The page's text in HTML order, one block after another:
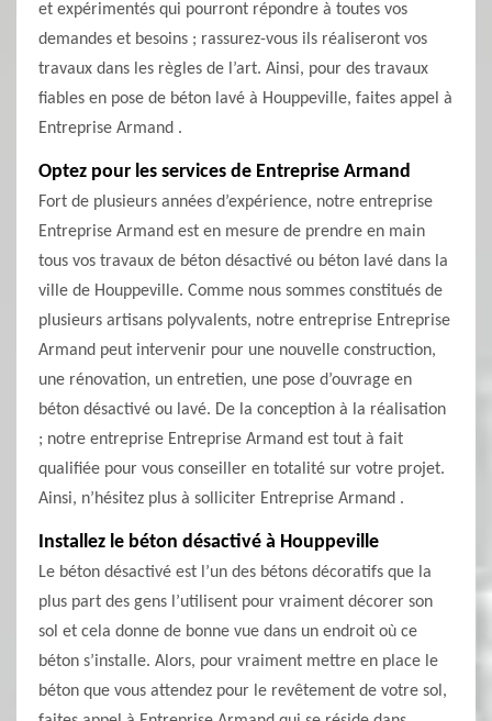
et expérimentés qui pourront répondre à toutes vos
demandes et besoins ; rassurez-vous ils réaliseront vos
travaux dans les règles de l’art. Ainsi, pour des travaux
fiables en pose de béton lavé à Houppeville, faites appel à
Entreprise Armand .
Optez pour les services de Entreprise Armand
Fort de plusieurs années d’expérience, notre entreprise
Entreprise Armand est en mesure de prendre en main
tous vos travaux de béton désactivé ou béton lavé dans la
ville de Houppeville. Comme nous sommes constitués de
plusieurs artisans polyvalents, notre entreprise Entreprise
Armand peut intervenir pour une nouvelle construction,
une rénovation, un entretien, une pose d’ouvrage en
béton désactivé ou lavé. De la conception à la réalisation
; notre entreprise Entreprise Armand est tout à fait
qualifiée pour vous conseiller en totalité sur votre projet.
Ainsi, n’hésitez plus à solliciter Entreprise Armand .
Installez le béton désactivé à Houppeville
Le béton désactivé est l’un des bétons décoratifs que la
plus part des gens l’utilisent pour vraiment décorer son
sol et cela donne de bonne vue dans un endroit où ce
béton s’installe. Alors, pour vraiment mettre en place le
béton que vous attendez pour le revêtement de votre sol,